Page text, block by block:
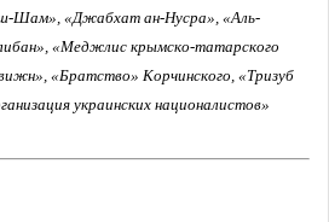
«Джабхат ан-Нусра», «Аль-
«Меджлис крымско-татарского
«Братство» Корчинского, «Тризуб
украинских националистов»